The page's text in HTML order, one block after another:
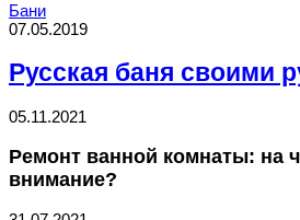
Бани
07.05.2019
Русская баня своими
05.11.2021
Ремонт ванной комнаты: на
внимание?